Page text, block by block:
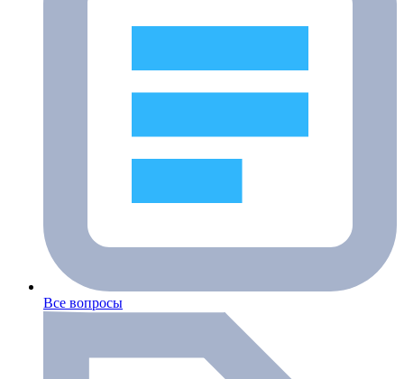
Все вопросы